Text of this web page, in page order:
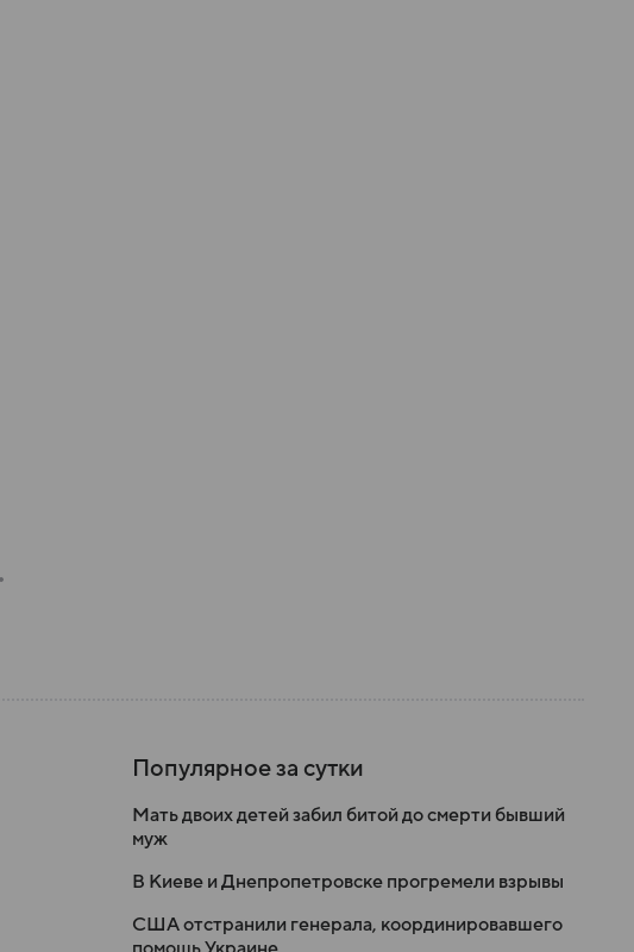
Популярное за сутки
Мать двоих детей забил битой до смерти бывший
муж
В Киеве и Днепропетровске прогремели взрывы
США отстранили генерала, координировавшего